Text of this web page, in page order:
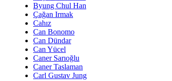
Byung Chul Han
Çağan Irmak
Cahız
Can Bonomo
Can Dündar
Can Yücel
Caner Sarıoğlu
Caner Taslaman
Carl Gustav Jung